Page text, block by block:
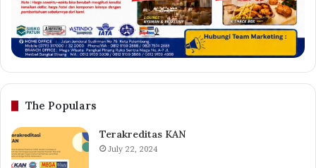
The Populars
Terakreditas KAN
July 22, 2024